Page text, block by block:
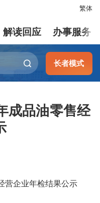
繁体
解读回应 办事服务
长者模式
成品油零售经
营企业年检结果公示